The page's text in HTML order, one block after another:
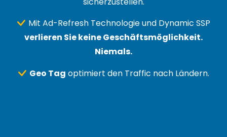
Mit Ad-Refresh Technologie und Dynamic SSP
verlieren Sie keine Geschäftsmöglichkeit.
Niemals.
Geo Tag optimiert den Traffic nach Ländern.